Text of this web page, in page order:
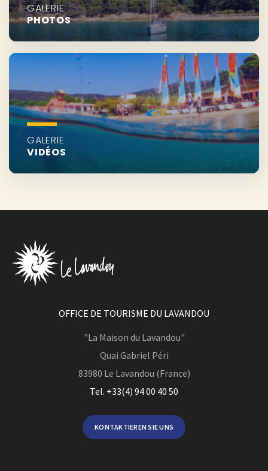
GALERIE
PHOTOS
GALERIE
VIDÉOS
OFFICE DE TOURISME DU LAVANDOU
"La Maison du Lavandou"
Quai Gabriel Péri
83980 Le Lavandou (France)
Tel. +33(4) 94 00 40 50
KONTAKTIEREN SIE UNS